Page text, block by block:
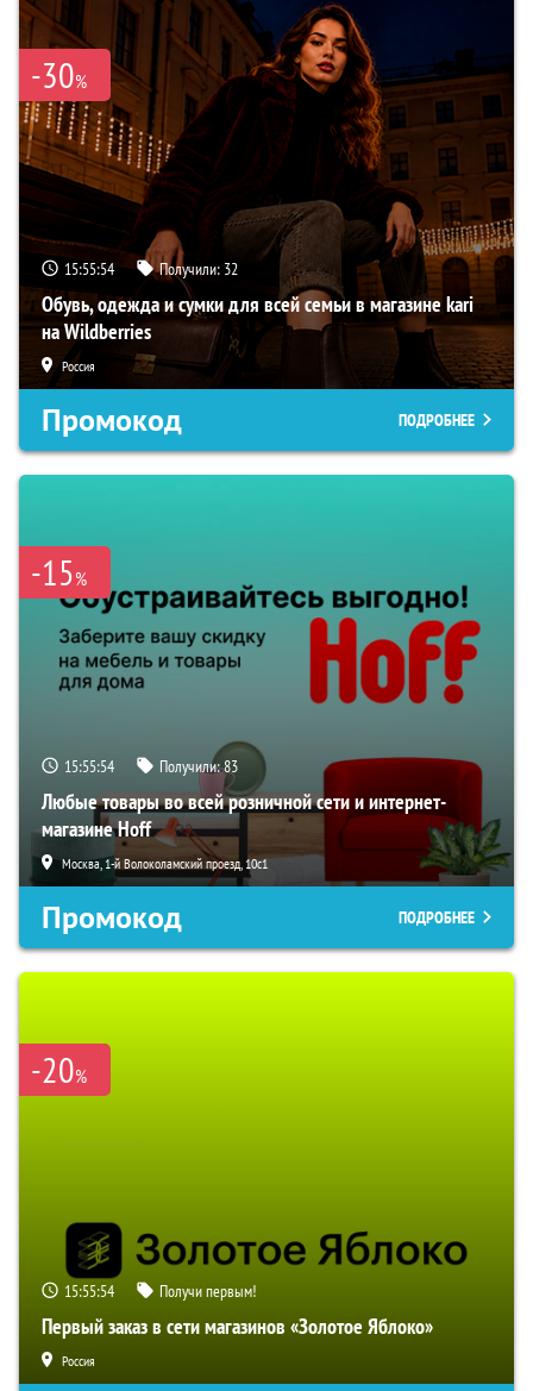
-30%
15:55:53 Получили: 32
Обувь, одежда и сумки для всей семьи в магазине kari
на Wildberries
Россия
Промокод ПОДРОБНЕЕ
-15%
15:55:53 Получили:83
Любые товары во всей розничной сети и интернет-
магазине Hoff
Москва, 1-й Волоколамский проезд, 10с1
Промокод ПОДРОБНЕЕ
-20%
15:55:53 Получи первым!
Первый заказ в сети магазинов «Золотое Яблоко»
Россия